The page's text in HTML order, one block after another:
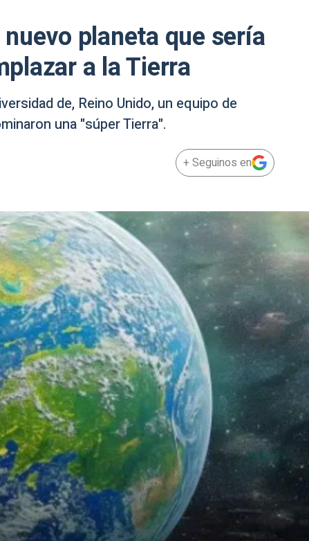
planeta que sería
a la Tierra
de, Reino Unido, un equipo de
una "súper Tierra".
+ Seguinos en